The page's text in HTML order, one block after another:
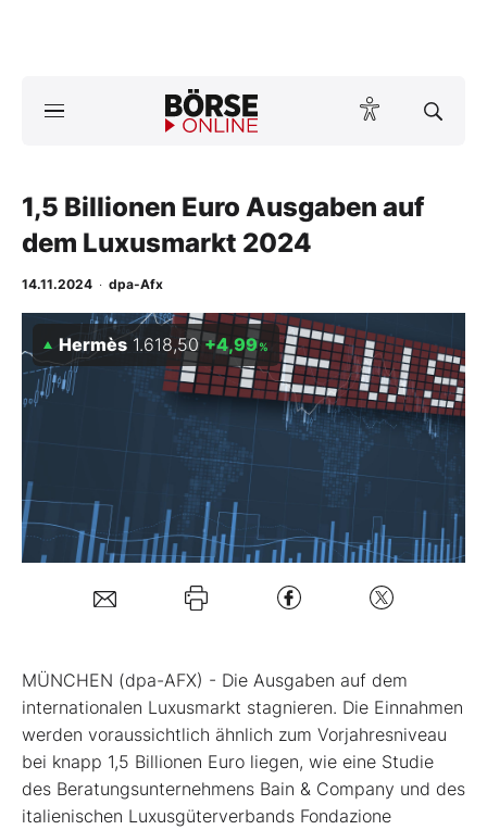
ktuelle Ausgabe BÖRSE ONLINE lesen
News
Anlageprodukte
Finanz-Check
Abo & Shop
BO-Musterdepots
Mein B:O
Mein Konto
Folgen Sie uns
Kontakt
1,5 Billionen Euro Ausgaben auf
dem Luxusmarkt 2024
14.11.2024 · dpa-Afx
Hermès 1.618,50 +4,99%
MÜNCHEN (dpa-AFX) - Die Ausgaben auf dem
internationalen Luxusmarkt stagnieren. Die Einnahmen
werden voraussichtlich ähnlich zum Vorjahresniveau
bei knapp 1,5 Billionen Euro liegen, wie eine Studie
des Beratungsunternehmens Bain & Company und des
italienischen Luxusgüterverbands Fondazione